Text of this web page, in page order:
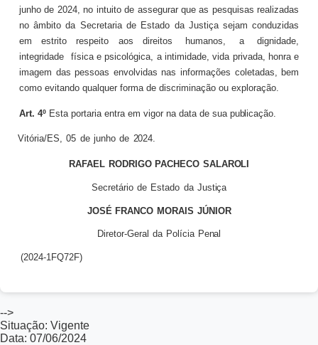
junho de 2024, no intuito de assegurar que as pesquisas realizadas
no âmbito da Secretaria de Estado da Justiça sejam conduzidas
em estrito respeito aos direitos
humanos, a
dignidade,
integridade
física e psicológica, a intimidade, vida privada, honra e
imagem das pessoas envolvidas nas informações coletadas, bem
como evitando qualquer forma de discriminação ou exploração.
Art. 4ºEsta portaria entra em vigor na data de sua publicação.
Vitória/ES, 05 de junho de 2024.
RAFAEL RODRIGO PACHECO SALAROLI
Secretário de Estado da Justiça
JOSÉ FRANCO MORAIS JÚNIOR
Diretor-Geral da Polícia Penal
(2024-1FQ72F)
-->
Situação: Vigente
Data: 07/06/2024